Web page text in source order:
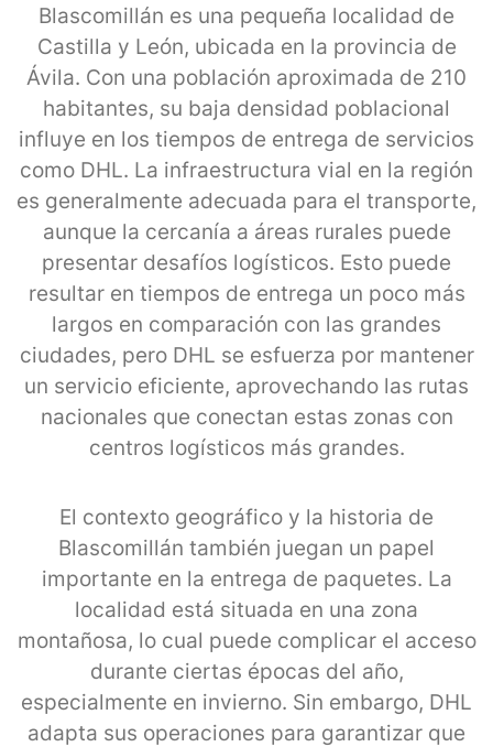
Blascomillán es una pequeña localidad de
Castilla y León, ubicada en la provincia de
Ávila. Con una población aproximada de 210
habitantes, su baja densidad poblacional
influye en los tiempos de entrega de servicios
como DHL. La infraestructura vial en la región
es generalmente adecuada para el transporte,
aunque la cercanía a áreas rurales puede
presentar desafíos logísticos. Esto puede
resultar en tiempos de entrega un poco más
largos en comparación con las grandes
ciudades, pero DHL se esfuerza por mantener
un servicio eficiente, aprovechando las rutas
nacionales que conectan estas zonas con
centros logísticos más grandes.
El contexto geográfico y la historia de
Blascomillán también juegan un papel
importante en la entrega de paquetes. La
localidad está situada en una zona
montañosa, lo cual puede complicar el acceso
durante ciertas épocas del año,
especialmente en invierno. Sin embargo, DHL
adapta sus operaciones para garantizar que